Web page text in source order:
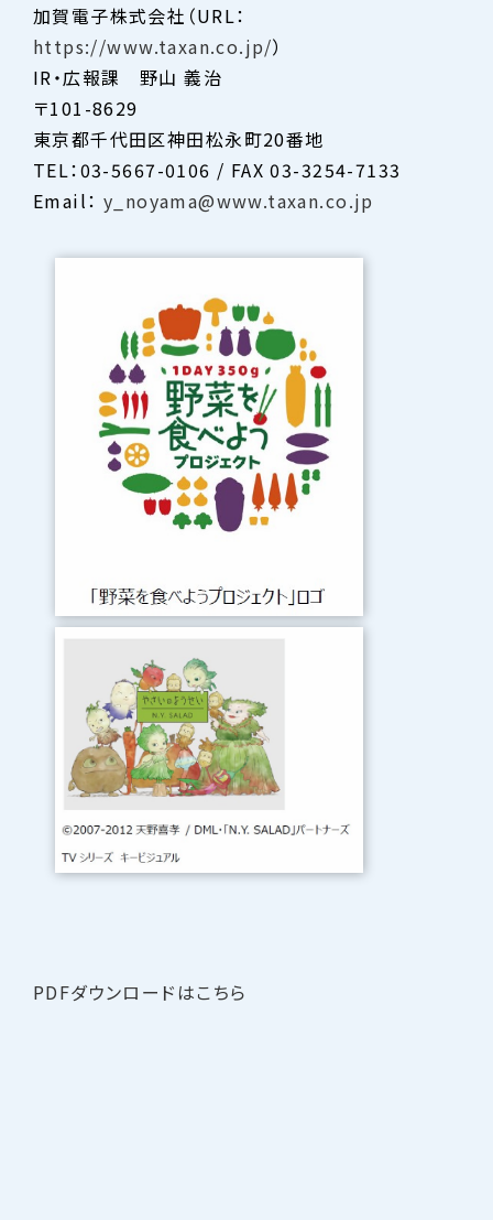
加賀電子株式会社（URL：
https://www.taxan.co.jp/）
IR・広報課 野山 義治
〒101-8629
東京都千代田区神田松永町20番地
TEL：03-5667-0106 / FAX 03-3254-7133
Email： y_noyama@www.taxan.co.jp
PDFダウンロードはこちら